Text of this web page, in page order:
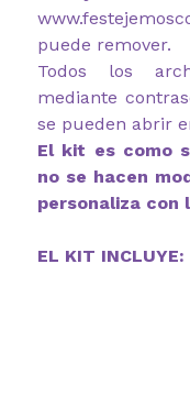
puede remover.
Todos los
mediante
se pueden abrir
El kit es como
no se hacen
personaliza con
EL KIT INCLUYE: